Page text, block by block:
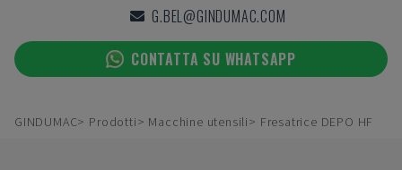
G.BEL@GINDUMAC.COM
CONTATTA SU WHATSAPP
GINDUMAC Prodotti Macchine utensili Fresatrice DEPO HF